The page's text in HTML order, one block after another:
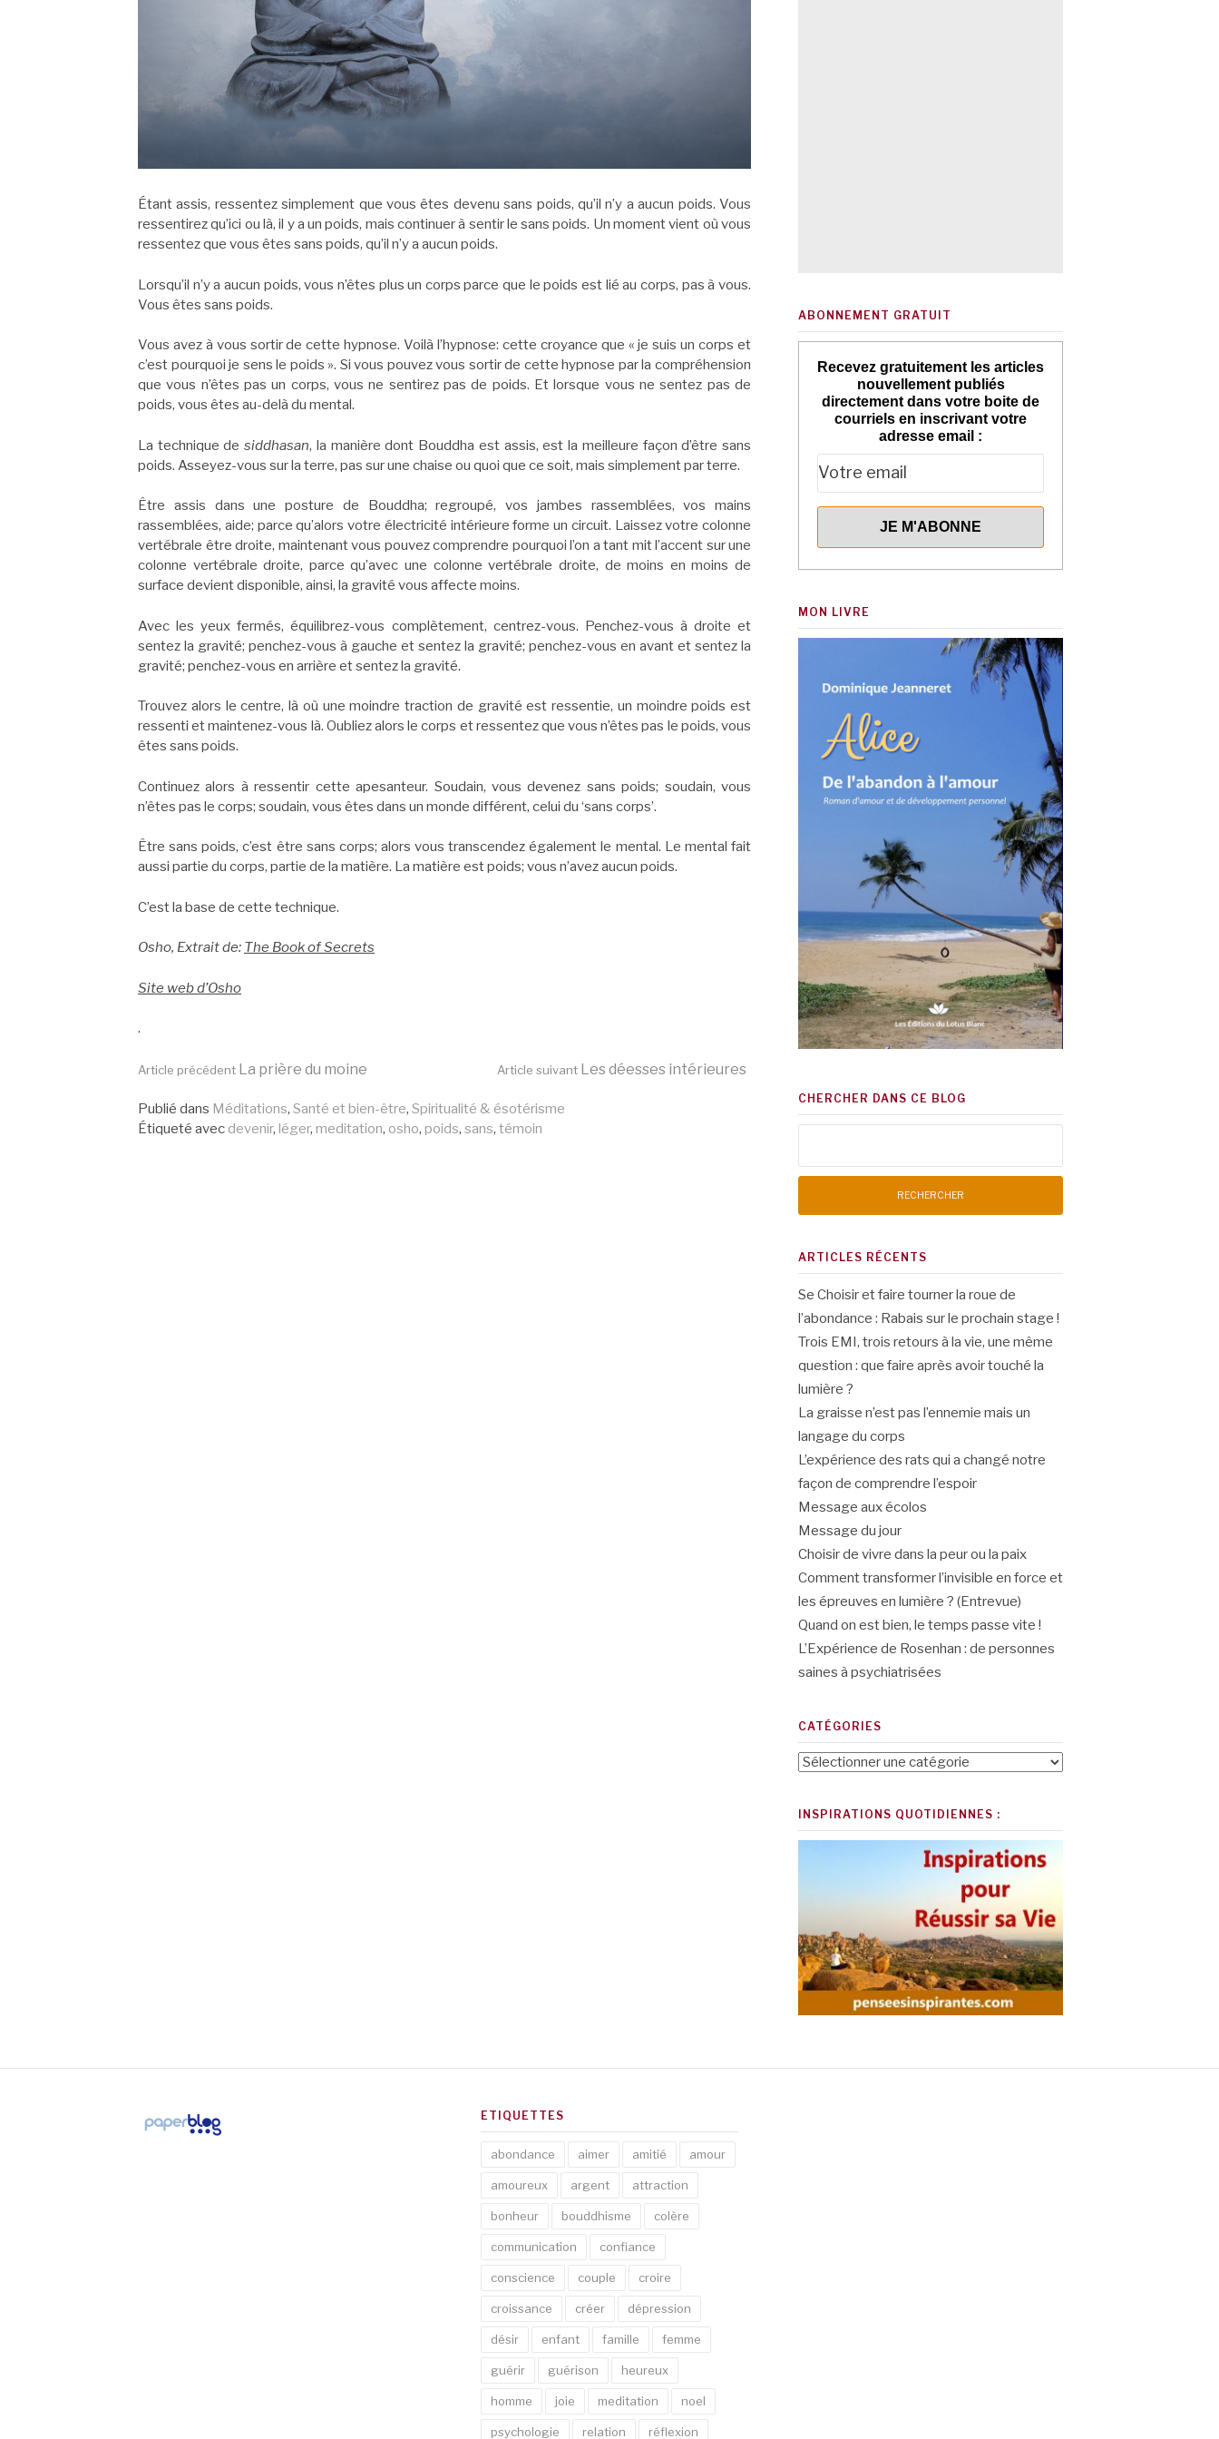
Étant assis, ressentez simplement que vous êtes devenu sans poids, qu’il n’y a aucun poids. Vous
ressentirez qu’ici ou là, il y a un poids, mais continuer à sentir le sans poids. Un moment vient où vous
ressentez que vous êtes sans poids, qu’il n’y a aucun poids.
Lorsqu’il n’y a aucun poids, vous n’êtes plus un corps parce que le poids est lié au corps, pas à vous.
Vous êtes sans poids.
Vous avez à vous sortir de cette hypnose. Voilà l’hypnose: cette croyance que « je suis un corps et
c’est pourquoi je sens le poids ». Si vous pouvez vous sortir de cette hypnose par la compréhension
que vous n’êtes pas un corps, vous ne sentirez pas de poids. Et lorsque vous ne sentez pas de
poids, vous êtes au-delà du mental.
La technique desiddhasan, la manière dont Bouddha est assis, est la meilleure façon d’être sans
poids. Asseyez-vous sur la terre, pas sur une chaise ou quoi que ce soit, mais simplement par terre.
Être assis dans une posture de Bouddha; regroupé, vos jambes rassemblées, vos mains
rassemblées, aide; parce qu’alors votre électricité intérieure forme un circuit. Laissez votre colonne
vertébrale être droite, maintenant vous pouvez comprendre pourquoi l’on a tant mit l’accent sur une
colonne vertébrale droite, parce qu’avec une colonne vertébrale droite, de moins en moins de
surface devient disponible, ainsi, la gravité vous affecte moins.
Avec les yeux fermés, équilibrez-vous complètement, centrez-vous. Penchez-vous à droite et
sentez la gravité; penchez-vous à gauche et sentez la gravité; penchez-vous en avant et sentez la
gravité; penchez-vous en arrière et sentez la gravité.
Trouvez alors le centre, là où une moindre traction de gravité est ressentie, un moindre poids est
ressenti et maintenez-vous là. Oubliez alors le corps et ressentez que vous n’êtes pas le poids, vous
êtes sans poids.
Continuez alors à ressentir cette apesanteur. Soudain, vous devenez sans poids; soudain, vous
n’êtes pas le corps; soudain, vous êtes dans un monde différent, celui du ‘sans corps’.
Être sans poids, c’est être sans corps; alors vous transcendez également le mental. Le mental fait
aussi partie du corps, partie de la matière. La matière est poids; vous n’avez aucun poids.
C’est la base de cette technique.
Osho, Extrait de: The Book of Secrets
Site web d’Osho
.
Lire
la
Article précédent La prière du moine Article suivant Les déesses intérieures
Publié dans Méditations, Santé et bien-être, Spiritualité & ésotérisme
Étiqueté avec devenir, léger, meditation, osho, poids, sans, témoin
ABONNEMENT GRATUIT
Recevez gratuitement les articles
nouvellement publiés
directement dans votre boite de
courriels en inscrivant votre
adresse email :
MON LIVRE
CHERCHER DANS CE BLOG
ARTICLES RÉCENTS
Se Choisir et faire tourner la roue de
l’abondance : Rabais sur le prochain stage !
Trois EMI, trois retours à la vie, une même
question : que faire après avoir touché la
lumière ?
La graisse n’est pas l’ennemie mais un
langage du corps
L’expérience des rats qui a changé notre
façon de comprendre l’espoir
Message aux écolos
Message du jour
Choisir de vivre dans la peur ou la paix
Comment transformer l’invisible en force et
les épreuves en lumière ? (Entrevue)
Quand on est bien, le temps passe vite !
L’Expérience de Rosenhan : de personnes
saines à psychiatrisées
CATÉGORIES
Catégories
INSPIRATIONS QUOTIDIENNES :
ETIQUETTES
abondance aimer amitié amour
amoureux argent attraction
bonheur bouddhisme colère
communication confiance
conscience couple croire
croissance créer dépression
désir enfant famille femme
guérir guérison heureux
homme joie meditation noel
psychologie relation réflexion